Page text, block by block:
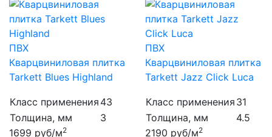
ПВХ
Кварцвиниловая плитка
Tarkett Blues Highland
Класс применения 43
Толщина, мм
3
1699 руб/м2
ПВХ
Кварцвиниловая плитка
Tarkett Jazz Click Luca
Класс применения 31
Толщина, мм
4.5
2190 руб/м2